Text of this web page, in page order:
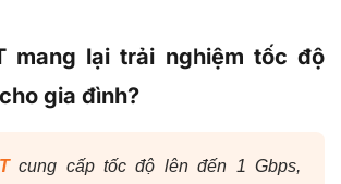
mang lại trải nghiệm tốc độ
gia đình?
cung cấp tốc độ lên đến 1 Gbps,